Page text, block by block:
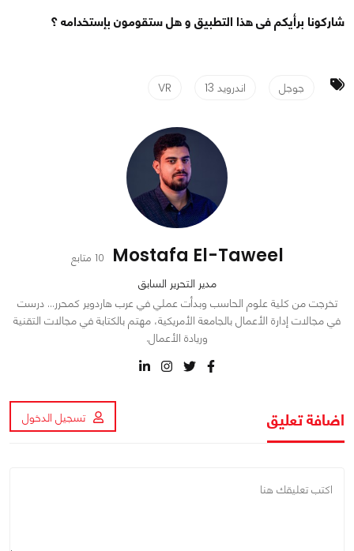
شاركونا برأيكم فى هذا التطبيق و هل ستقومون بإستخدامه ؟
جوجل اندرويد 13 VR
Mostafa El-Taweel 10 متابع
مدير التحرير السابق
تخرجت من كلية علوم الحاسب وبدأت عملي في عرب هاردوير كمحرر… درست
في مجالات إدارة الأعمال بالجامعة الأمريكية، مهتم بالكتابة في مجالات التقنية
وريادة الأعمال.
اضافة تعليق تسجيل الدخول